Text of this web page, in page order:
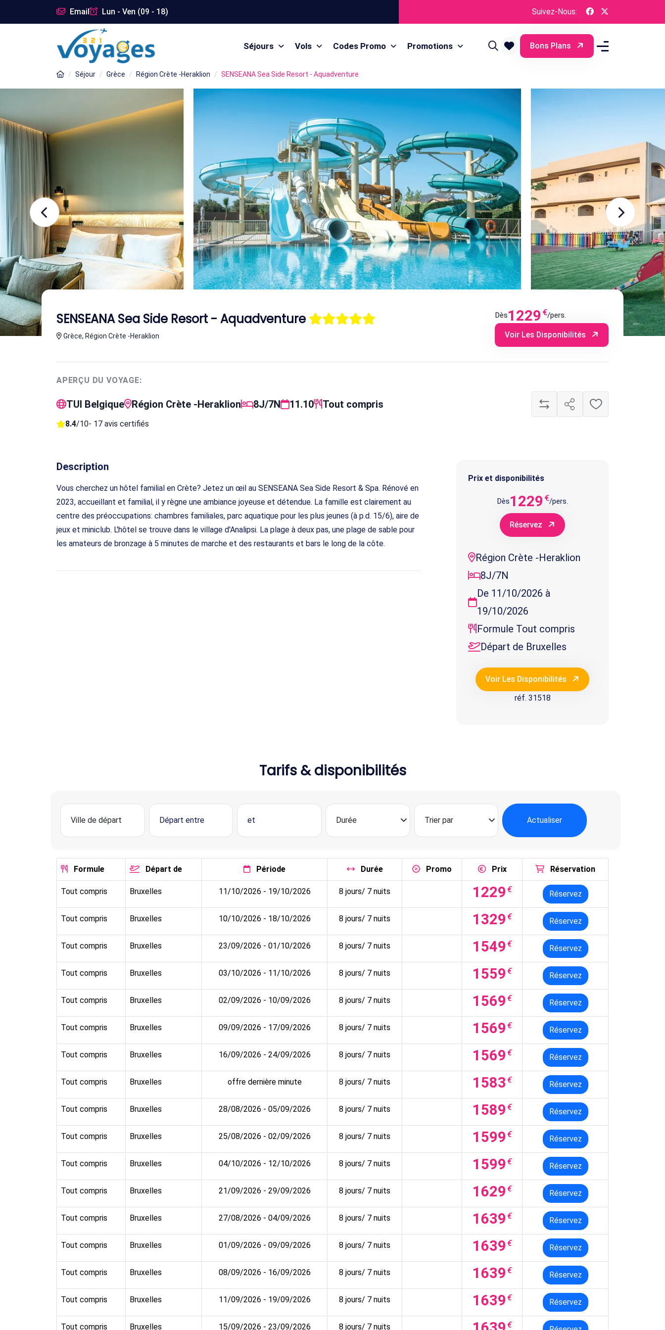
Email Lun - Ven (09 - 18) Suivez-Nous:
Séjours Vols Codes Promo Promotions Bons Plans
Séjour Grèce Région Crète -Heraklion SENSEANA Sea Side Resort - Aquadventure
SENSEANA Sea Side Resort - Aquadventure
Grèce, Région Crète -Heraklion
Dès1229 €/pers.
Voir Les Disponibilités
APERÇU DU VOYAGE:
TUI Belgique Région Crète -Heraklion 8J/7N 11.10 Tout compris
8.4/10- 17 avis certifiés
Description
Vous cherchez un hôtel familial en Crète? Jetez un œil au SENSEANA Sea Side Resort & Spa. Rénové en
2023, accueillant et familial, il y règne une ambiance joyeuse et détendue. La famille est clairement au
centre des préoccupations: chambres familiales, parc aquatique pour les plus jeunes (à p.d. 15/6), aire de
jeux et miniclub. L'hôtel se trouve dans le village d'Analipsi. La plage à deux pas, une plage de sable pour
les amateurs de bronzage à 5 minutes de marche et des restaurants et bars le long de la côte.
Prix et disponibilités
Dès1229 €/pers.
Réservez
Région Crète -Heraklion
8J/7N
De 11/10/2026 à
19/10/2026
Formule Tout compris
Départ de Bruxelles
Voir Les Disponibilités
réf. 31518
Tarifs & disponibilités
Actualiser
Formule Départ de Période Durée Promo Prix Réservation
Tout compris Bruxelles 11/10/2026 - 19/10/2026 8 jours/ 7 nuits 1229 € Réservez
Tout compris Bruxelles 10/10/2026 - 18/10/2026 8 jours/ 7 nuits 1329 € Réservez
Tout compris Bruxelles 23/09/2026 - 01/10/2026 8 jours/ 7 nuits 1549 € Réservez
Tout compris Bruxelles 03/10/2026 - 11/10/2026 8 jours/ 7 nuits 1559 € Réservez
Tout compris Bruxelles 02/09/2026 - 10/09/2026 8 jours/ 7 nuits 1569 € Réservez
Tout compris Bruxelles 09/09/2026 - 17/09/2026 8 jours/ 7 nuits 1569 € Réservez
Tout compris Bruxelles 16/09/2026 - 24/09/2026 8 jours/ 7 nuits 1569 € Réservez
Tout compris Bruxelles offre dernière minute 8 jours/ 7 nuits 1583 € Réservez
Tout compris Bruxelles 28/08/2026 - 05/09/2026 8 jours/ 7 nuits 1589 € Réservez
Tout compris Bruxelles 25/08/2026 - 02/09/2026 8 jours/ 7 nuits 1599 € Réservez
Tout compris Bruxelles 04/10/2026 - 12/10/2026 8 jours/ 7 nuits 1599 € Réservez
Tout compris Bruxelles 21/09/2026 - 29/09/2026 8 jours/ 7 nuits 1629 € Réservez
Tout compris Bruxelles 27/08/2026 - 04/09/2026 8 jours/ 7 nuits 1639 € Réservez
Tout compris Bruxelles 01/09/2026 - 09/09/2026 8 jours/ 7 nuits 1639 € Réservez
Tout compris Bruxelles 08/09/2026 - 16/09/2026 8 jours/ 7 nuits 1639 € Réservez
Tout compris Bruxelles 11/09/2026 - 19/09/2026 8 jours/ 7 nuits 1639 € Réservez
Tout compris Bruxelles 15/09/2026 - 23/09/2026 8 jours/ 7 nuits €